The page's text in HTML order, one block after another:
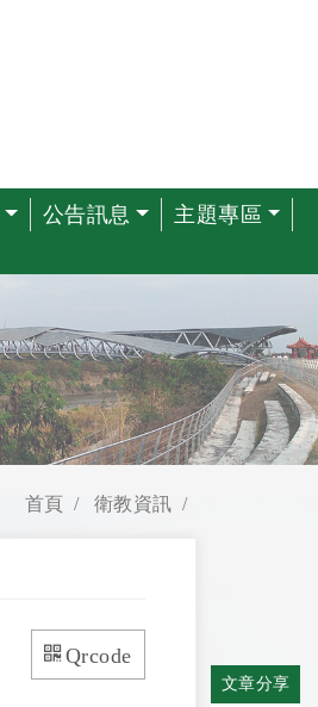
公告訊息
主題專區
首頁 衛教資訊
文章分享
Qrcode